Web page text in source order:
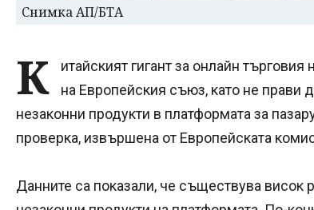
Снимка АП/БТА
К
итайският гигант за онлайн
на Европейския съюз, като не прави
незаконни продукти в платформата за
проверка, извършена от Европейската
Данните са показали, че съществува висок